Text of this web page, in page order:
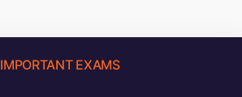
IMPORTANT EXAMS